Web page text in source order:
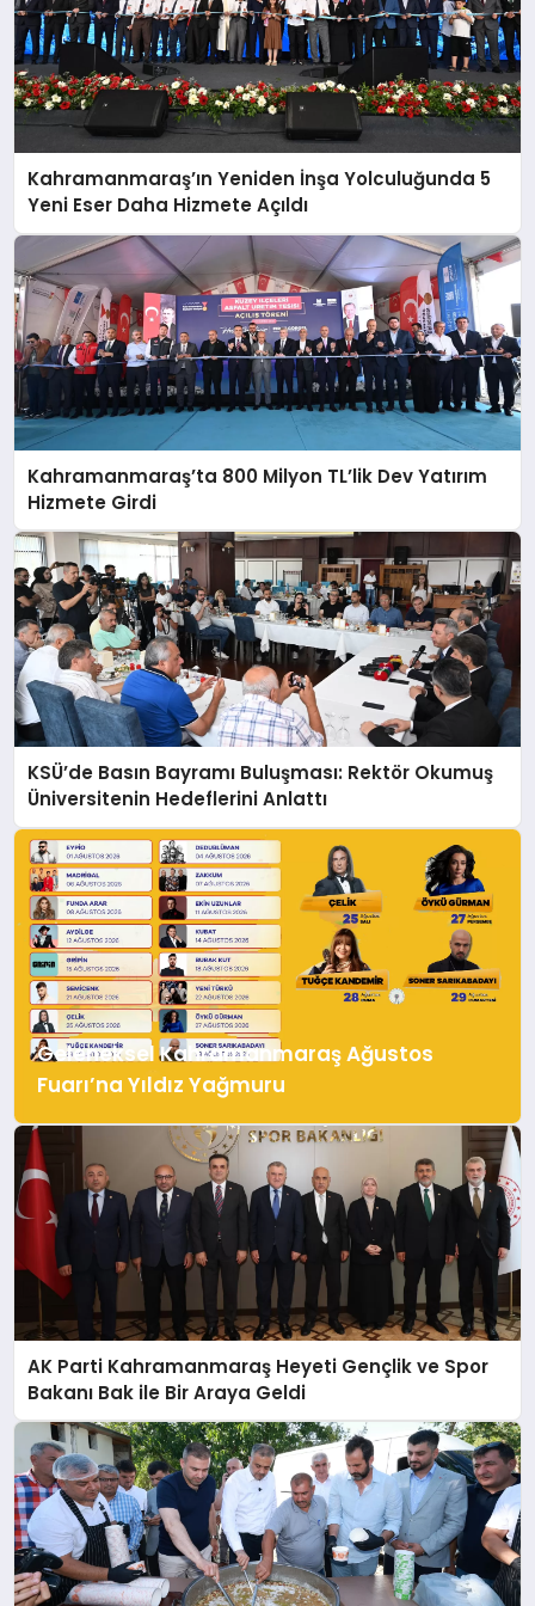
Kahramanmaraş’ın Yeniden İnşa Yolculuğunda 5
Yeni Eser Daha Hizmete Açıldı
Kahramanmaraş’ta 800 Milyon TL’lik Dev Yatırım
Hizmete Girdi
KSÜ’de Basın Bayramı Buluşması: Rektör Okumuş
Üniversitenin Hedeflerini Anlattı
Geleneksel Kahramanmaraş Ağustos
Fuarı’na Yıldız Yağmuru
AK Parti Kahramanmaraş Heyeti Gençlik ve Spor
Bakanı Bak ile Bir Araya Geldi